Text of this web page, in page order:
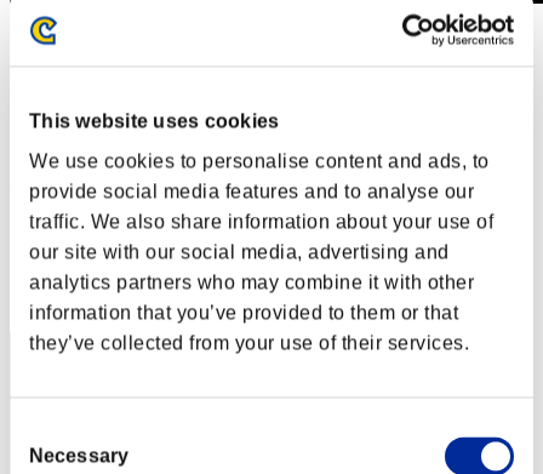
This website uses cookies
We use cookies to personalise content and ads, to
provide social media features and to analyse our
traffic. We also share information about your use of
our site with our social media, advertising and
analytics partners who may combine it with other
information that you’ve provided to them or that
they’ve collected from your use of their services.
Selection
Necessary
Desafío de nivel núm. 557
Solo
(Los rankings se actualizan cada 6 horas.)
Rankings
Posición